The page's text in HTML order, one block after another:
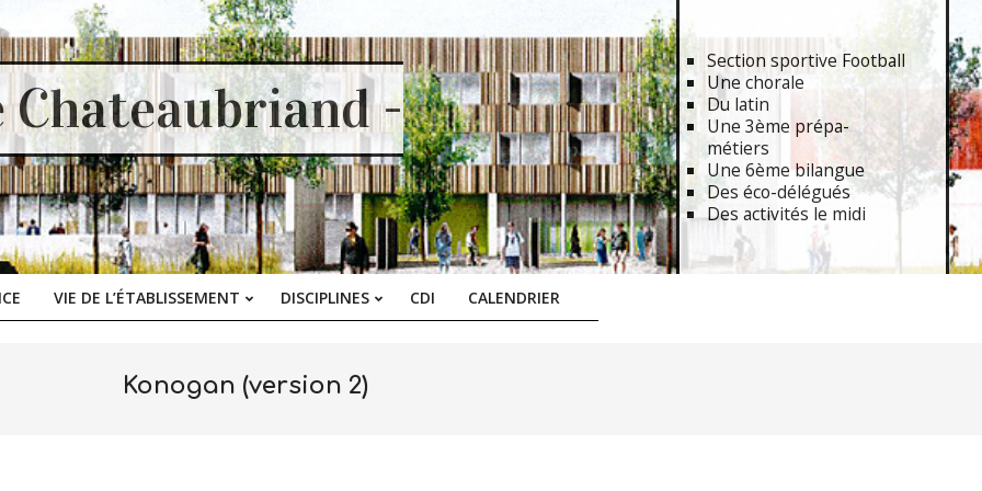
Chateaubriand -
Section sportive Football
Une chorale
Du latin
Une 3ème prépa-
métiers
Une 6ème bilangue
Des éco-délégués
Des activités le midi
Primary
VIE DE L’ÉTABLISSEMENT DISCIPLINES CDI CALENDRIER
Konogan (version 2)